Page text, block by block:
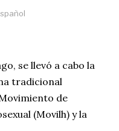
se llevó a cabo la
tradicional
de
(Movilh) y la